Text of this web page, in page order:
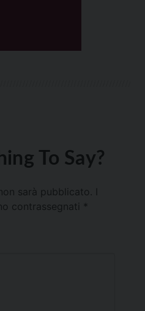
To Say?
sarà pubblicato.
contrassegnati *